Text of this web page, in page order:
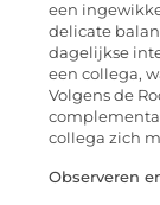
een
delicate
dagelijkse
een collega,
Volgens de
collega zich
Observeren